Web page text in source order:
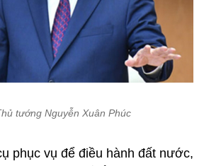
tướng Nguyễn Xuân Phúc
phục vụ để điều hành đất nước,